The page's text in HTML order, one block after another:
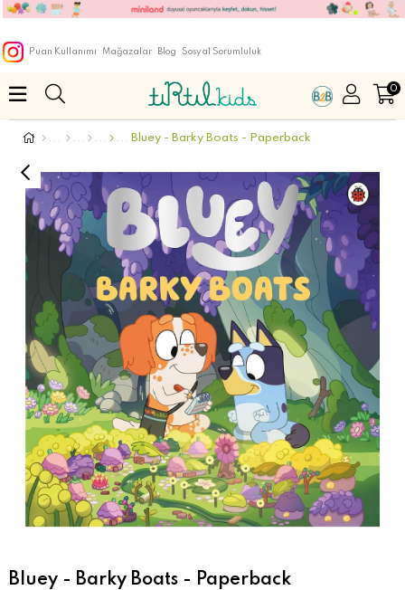
Puan Kullanımı Mağazalar Blog Sosyal Sorumluluk
0
Bluey - Barky Boats - Paperback
Bluey - Barky Boats - Paperback